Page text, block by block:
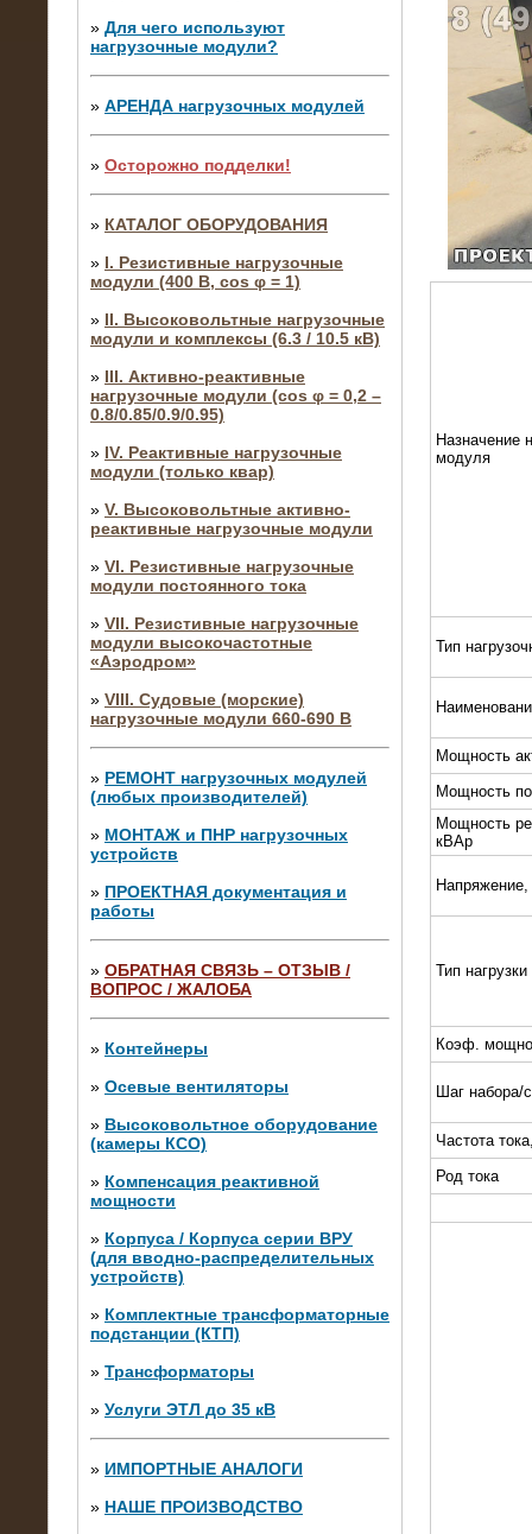
» Для чего используют
нагрузочные модули?
» АРЕНДА нагрузочных модулей
» Осторожно подделки!
» КАТАЛОГ ОБОРУДОВАНИЯ
» I. Резистивные нагрузочные
модули (400 В, cos φ = 1)
» II. Высоковольтные нагрузочные
модули и комплексы (6.3 / 10.5 кВ)
» III. Активно-реактивные
нагрузочные модули (cos φ = 0,2 –
0.8/0.85/0.9/0.95)
» IV. Реактивные нагрузочные
модули (только квар)
» V. Высоковольтные активно-
реактивные нагрузочные модули
» VI. Резистивные нагрузочные
модули постоянного тока
» VII. Резистивные нагрузочные
модули высокочастотные
«Аэродром»
» VIII. Судовые (морские)
нагрузочные модули 660-690 В
» РЕМОНТ нагрузочных модулей
(любых производителей)
» МОНТАЖ и ПНР нагрузочных
устройств
» ПРОЕКТНАЯ документация и
работы
» ОБРАТНАЯ СВЯЗЬ – ОТЗЫВ /
ВОПРОС / ЖАЛОБА
» Контейнеры
» Осевые вентиляторы
» Высоковольтное оборудование
(камеры КСО)
» Компенсация реактивной
мощности
» Корпуса / Корпуса серии ВРУ
(для вводно-распределительных
устройств)
» Комплектные трансформаторные
подстанции (КТП)
» Трансформаторы
» Услуги ЭТЛ до 35 кВ
» ИМПОРТНЫЕ АНАЛОГИ
» НАШЕ ПРОИЗВОДСТВО
10.04.2015
Аренда нагрузочного модуля 4 МВт,
10 кВ
28.02.2015
Нагрузочные модули 700 кВт (4
штуки)
Назначение
модуля
Тип
Мощность
Мощность
Мощность
кВАр
Тип нагрузки
Коэф.
Шаг набора/
Частота
Род тока